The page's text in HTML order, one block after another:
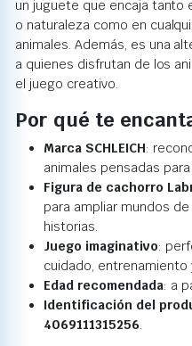
un juguete que encaja tanto
o naturaleza como en
animales. Además, es una
a quienes disfrutan de los
el juego creativo.
Por qué te
Marca SCHLEICH:
animales pensadas
Figura de cachorro
para ampliar mundos
historias.
Juego imaginativo:
cuidado, entrenamiento
Edad recomendada: a
Identificación del
4069111315256.